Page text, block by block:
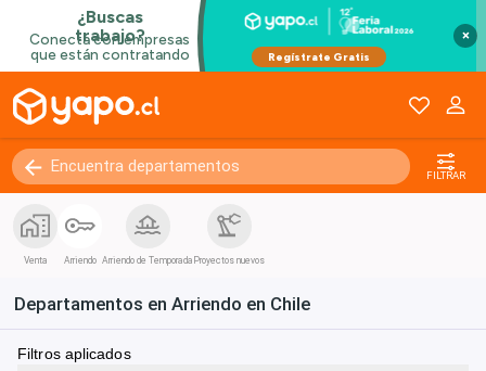
×
FILTRAR
Venta Arriendo Arriendo de Temporada Proyectos nuevos
Departamentos en Arriendo en Chile
Filtros aplicados